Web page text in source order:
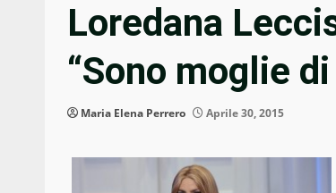
Loredana
“Sono moglie
Maria Elena Perrero Aprile 30, 2015